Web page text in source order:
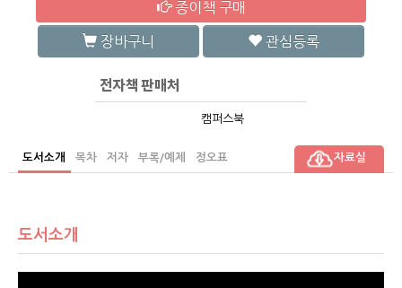
종이책 구매
장바구니 관심등록
캠퍼스북
도서소개 목차 저자 부록/예제 정오표 자료실
도서소개